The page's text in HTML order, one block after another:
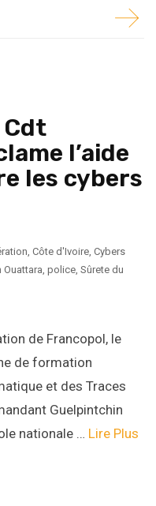
Cdt
l’aide
les cybers
, Côte d'Ivoire, Cybers
Ouattara, police, Sûrete du
de Francopol, le
de formation
et des Traces
Guelpintchin
nationale … Lire Plus